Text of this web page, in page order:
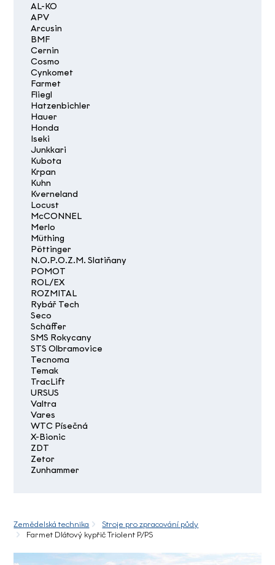
AL-KO
APV
Arcusin
BMF
Cernin
Cosmo
Cynkomet
Farmet
Fliegl
Hatzenbichler
Hauer
Honda
Iseki
Junkkari
Kubota
Krpan
Kuhn
Kverneland
Locust
McCONNEL
Merlo
Müthing
Pöttinger
N.O.P.O.Z.M. Slatiňany
POMOT
ROL/EX
ROZMITAL
Rybář Tech
Seco
Schäffer
SMS Rokycany
STS Olbramovice
Tecnoma
Temak
TracLift
URSUS
Valtra
Vares
WTC Písečná
X-Bionic
ZDT
Zetor
Zunhammer
Zemědelská technika
Stroje pro zpracování půdy
Farmet Dlátový kypřič Triolent P/PS